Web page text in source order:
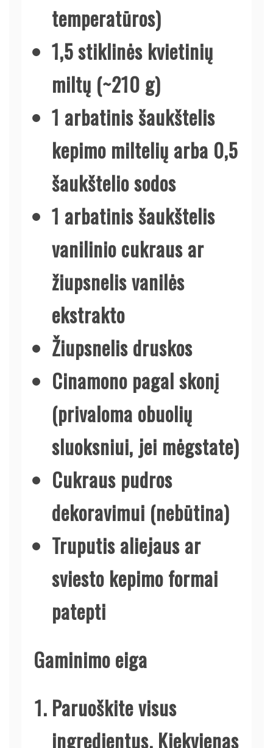
temperatūros)
1,5 stiklinės kvietinių
miltų (~210 g)
1 arbatinis šaukštelis
kepimo miltelių arba 0,5
šaukštelio sodos
1 arbatinis šaukštelis
vanilinio cukraus ar
žiupsnelis vanilės
ekstrakto
Žiupsnelis druskos
Cinamono pagal skonį
(privaloma obuolių
sluoksniui, jei mėgstate)
Cukraus pudros
dekoravimui (nebūtina)
Truputis aliejaus ar
sviesto kepimo formai
patepti
Gaminimo eiga
Paruoškite visus
ingredientus. Kiekvienas